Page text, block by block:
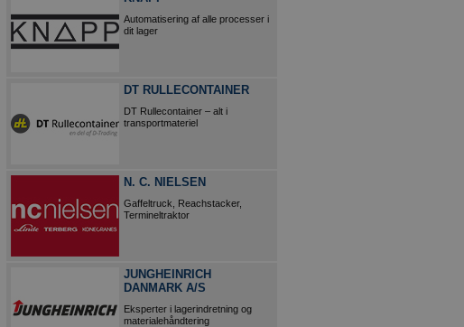
Automatisering af alle processer i
dit lager
DT RULLECONTAINER
DT Rullecontainer – alt i
transportmateriel
N. C. NIELSEN
Gaffeltruck, Reachstacker,
Termineltraktor
JUNGHEINRICH
DANMARK A/S
Eksperter i lagerindretning og
materialehåndtering